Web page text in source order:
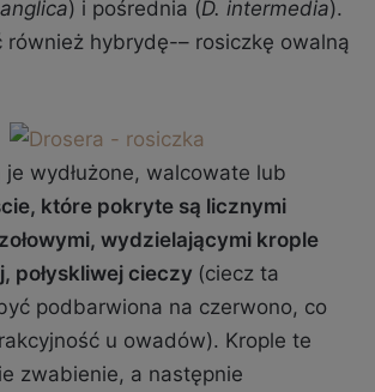
) i pośrednia (D. intermedia).
również hybrydę-– rosiczkę owalną
je wydłużone, walcowate lub
które pokryte są licznymi
wydzielającymi krople
połyskliwej cieczy (ciecz ta
podbarwiona na czerwono, co
u owadów). Krople te
zwabienie, a następnie